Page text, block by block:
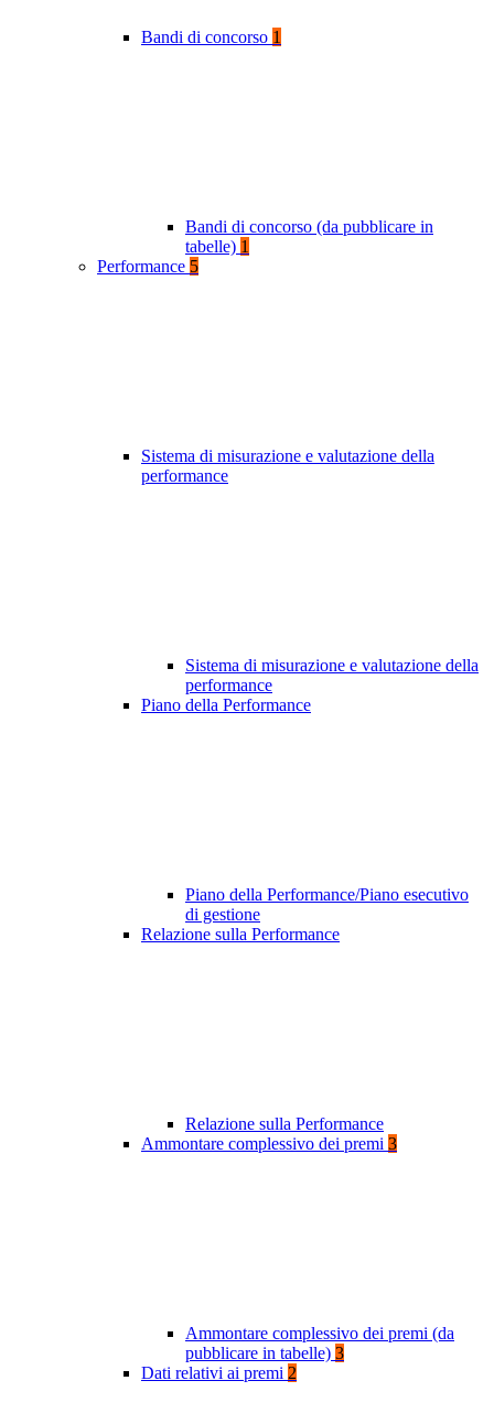
Bandi di concorso 1
Bandi di concorso (da pubblicare in
tabelle) 1
Performance 5
Sistema di misurazione e valutazione della
performance
Sistema di misurazione e valutazione della
performance
Piano della Performance
Piano della Performance/Piano esecutivo
di gestione
Relazione sulla Performance
Relazione sulla Performance
Ammontare complessivo dei premi 3
Ammontare complessivo dei premi (da
pubblicare in tabelle) 3
Dati relativi ai premi 2